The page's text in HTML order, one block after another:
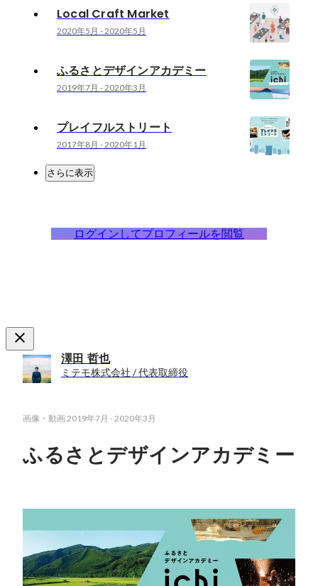
Local Craft Market
2020年5月 -2020年5月
ふるさとデザインアカデミー
2019年7月 -2020年3月
プレイフルストリート
2017年8月 -2020年1月
さらに表示
ログインしてプロフィールを閲覧
澤田 哲也
ミテモ株式会社 / 代表取締役
画像・動画2019年7月 -2020年3月
ふるさとデザインアカデミー